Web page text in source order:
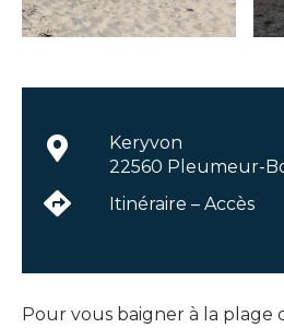
Pour vous baigner à la plage
Keryvon
22560 Pleumeur-
Itinéraire – Accès